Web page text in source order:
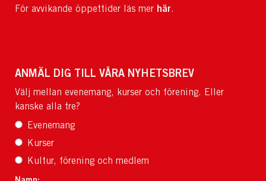
För avvikande öppettider läs mer här.
ANMÄL DIG TILL VÅRA NYHETSBREV
Välj mellan evenemang, kurser och förening. Eller
kanske alla tre?
Evenemang
Kurser
Kultur, förening och medlem